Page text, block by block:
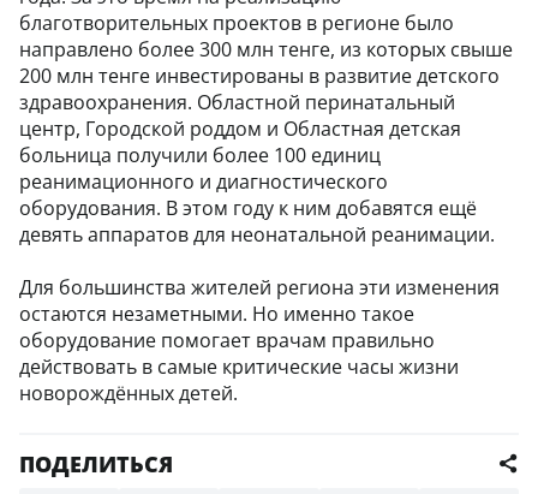
благотворительных проектов в регионе было
направлено более 300 млн тенге, из которых свыше
200 млн тенге инвестированы в развитие детского
здравоохранения. Областной перинатальный
центр, Городской роддом и Областная детская
больница получили более 100 единиц
реанимационного и диагностического
оборудования. В этом году к ним добавятся ещё
девять аппаратов для неонатальной реанимации.
Для большинства жителей региона эти изменения
остаются незаметными. Но именно такое
оборудование помогает врачам правильно
действовать в самые критические часы жизни
новорождённых детей.
ПОДЕЛИТЬСЯ